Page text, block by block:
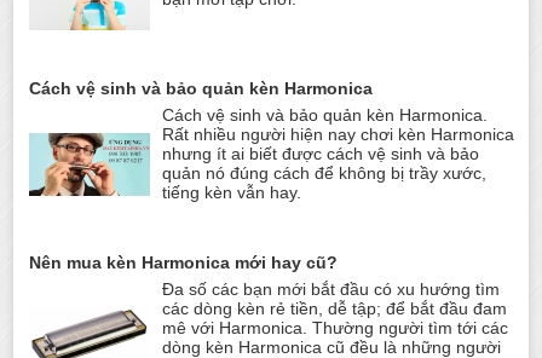
Cách vệ sinh và bảo quản kèn Harmonica
Cách vệ sinh và bảo quản kèn Harmonica.
Rất nhiều người hiện nay chơi kèn Harmonica
nhưng ít ai biết được cách vệ sinh và bảo
quản nó đúng cách để không bị trầy xước,
tiếng kèn vẫn hay.
Nên mua kèn Harmonica mới hay cũ?
Đa số các bạn mới bắt đầu có xu hướng tìm
các dòng kèn rẻ tiền, dễ tập; để bắt đầu đam
mê với Harmonica. Thường người tìm tới các
dòng kèn Harmonica cũ đều là những người